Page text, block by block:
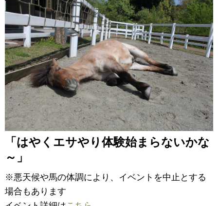
「はやくエサやり体験始まらないかな
～」
※悪天候や馬の体調により、イベントを中止とする
場合もあります